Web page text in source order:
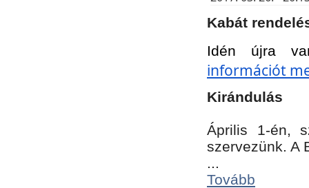
Kabát
Idén újra
információt
Kirándulás
Április 1-én,
szervezünk. A
...
Tovább